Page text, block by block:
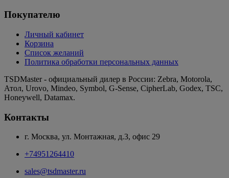
Покупателю
Личный кабинет
Корзина
Список желаний
Политика обработки персональных данных
TSDMaster - официальный дилер в России: Zebra, Motorola,
Атол, Urovo, Mindeo, Symbol, G-Sense, CipherLab, Godex, TSC,
Honeywell, Datamax.
Контакты
г. Москва, ул. Монтажная, д.3, офис 29
+74951264410
sales@tsdmaster.ru